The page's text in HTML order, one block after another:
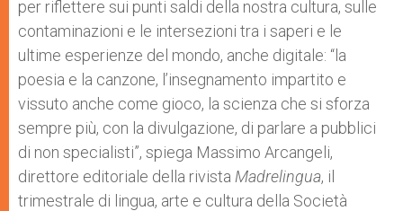
per riflettere sui punti saldi della nostra cultura, sulle
contaminazioni e le intersezioni tra i saperi e le
ultime esperienze del mondo, anche digitale: “la
poesia e la canzone, l’insegnamento impartito e
vissuto anche come gioco, la scienza che si sforza
sempre più, con la divulgazione, di parlare a pubblici
di non specialisti”, spiega Massimo Arcangeli,
direttore editoriale della rivista Madrelingua, il
trimestrale di lingua, arte e cultura della Società